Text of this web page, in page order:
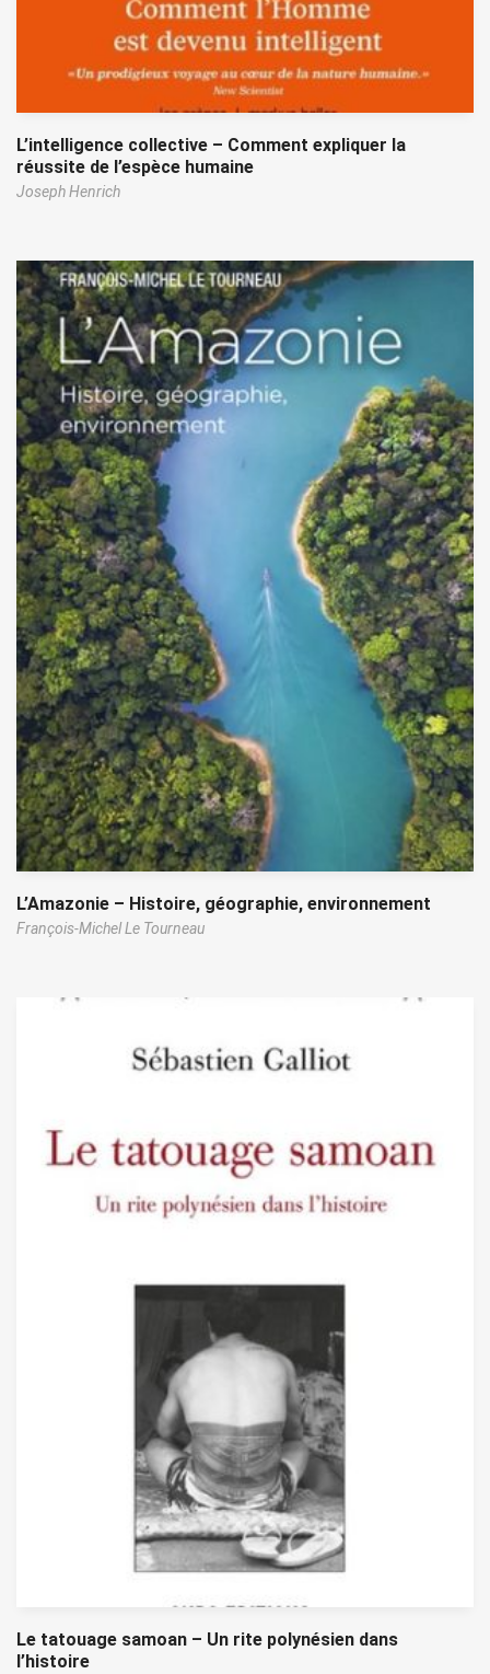
L’intelligence collective – Comment expliquer la
réussite de l’espèce humaine
Joseph Henrich
L’Amazonie – Histoire, géographie, environnement
François-Michel Le Tourneau
Le tatouage samoan – Un rite polynésien dans
l’histoire